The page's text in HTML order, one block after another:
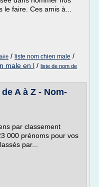
faire. Ces amis à...
/ liste nom chien male /
male en l / liste de nom de
A à Z - Nom-
par classement
000 prénoms pour vos
par...